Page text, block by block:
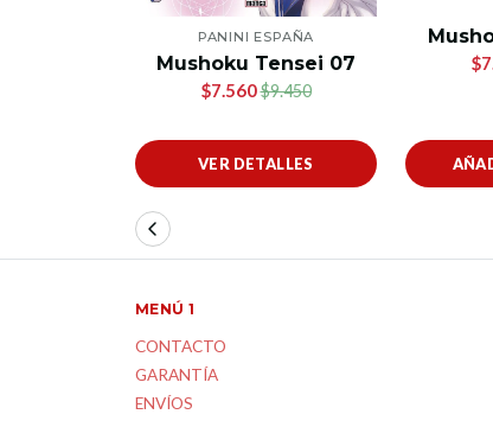
PANINI ESPAÑA
Mushoku Tensei 07
$7.560$9.450
VER DETALLES
MENÚ 1
CONTACTO
GARANTÍA
ENVÍOS